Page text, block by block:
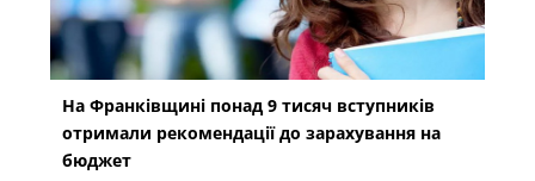
На Франківщині понад 9 тисяч вступників
отримали рекомендації до зарахування на
бюджет